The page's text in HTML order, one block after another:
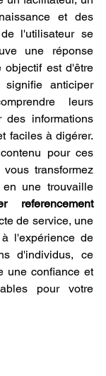
et des
l'utilisateur se
une réponse
objectif est d'être
anticiper
leurs
des informations
faciles à digérer.
pour ces
vous transformez
une trouvaille
referencement
de service, une
l'expérience de
d'individus, ce
une confiance et
pour votre